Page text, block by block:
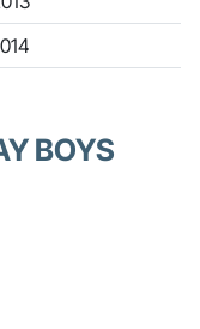
BOYS